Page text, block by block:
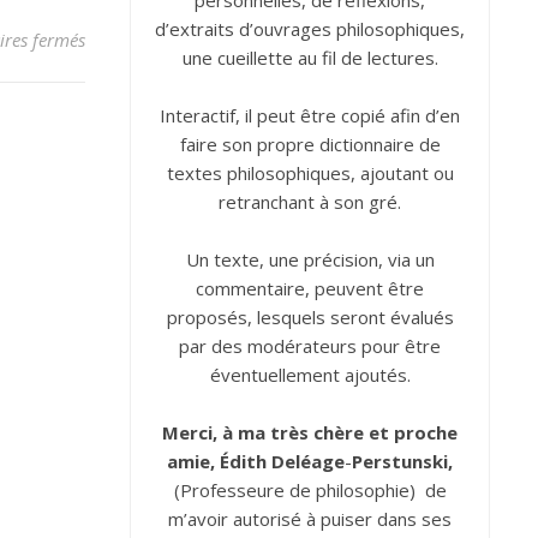
ferméssur Amitiéd’extraits d’ouvrages philosophiques,
une cueillette au fil de lectures.
Interactif, il peut être copié afin d’en
faire son propre dictionnaire de
textes philosophiques, ajoutant ou
retranchant à son gré.
Un texte, une précision, via un
commentaire, peuvent être
proposés, lesquels seront évalués
par des modérateurs pour être
éventuellement ajoutés.
Merci, à ma très chère et proche
amie, Édith Deléage-Perstunski,
(Professeure de philosophie) de
m’avoir autorisé à puiser dans ses